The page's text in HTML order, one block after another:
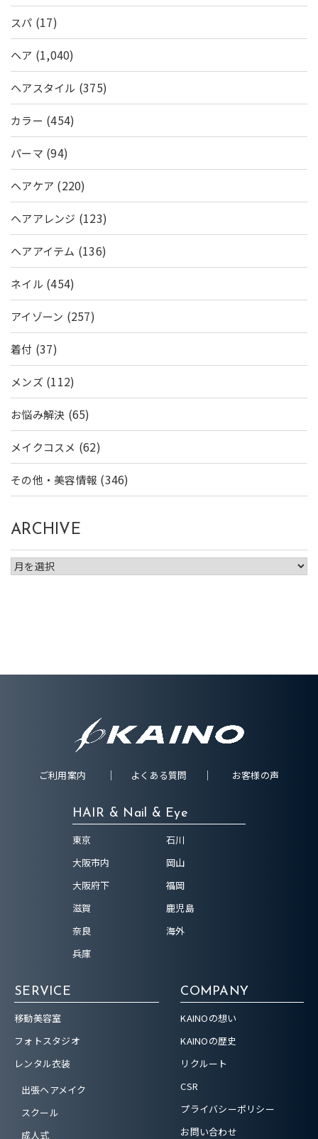
スパ (17)
ヘア (1,040)
ヘアスタイル (375)
カラー (454)
パーマ (94)
ヘアケア (220)
ヘアアレンジ (123)
ヘアアイテム (136)
ネイル (454)
アイゾーン (257)
着付 (37)
メンズ (112)
お悩み解決 (65)
メイクコスメ (62)
その他・美容情報 (346)
ARCHIVE
ご利用案内 よくある質問 お客様の声
HAIR & Nail & Eye
東京
大阪市内
大阪府下
滋賀
奈良
兵庫
石川
岡山
福岡
鹿児島
海外
SERVICE
移動美容室
フォトスタジオ
レンタル衣装
出張ヘアメイク
スクール
成人式
COMPANY
KAINOの想い
KAINOの歴史
リクルート
CSR
プライバシーポリシー
お問い合わせ